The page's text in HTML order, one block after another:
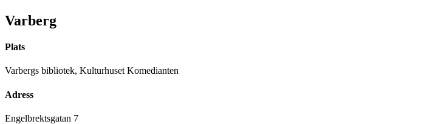
Varberg
Plats
Varbergs bibliotek, Kulturhuset Komedianten
Adress
Engelbrektsgatan 7